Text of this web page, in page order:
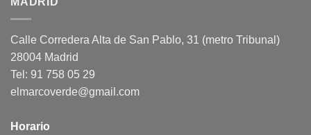
Calle Corredera Alta de San Pablo, 31 (metro Tribunal)
28004 Madrid
Tel: 91 758 05 29
elmarcoverde@gmail.com
Horario